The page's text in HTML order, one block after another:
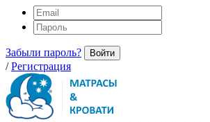
Забыли пароль? Войти
/ Регистрация